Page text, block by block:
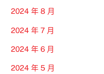
2024 年 8 月
2024 年 7 月
2024 年 6 月
2024 年 5 月